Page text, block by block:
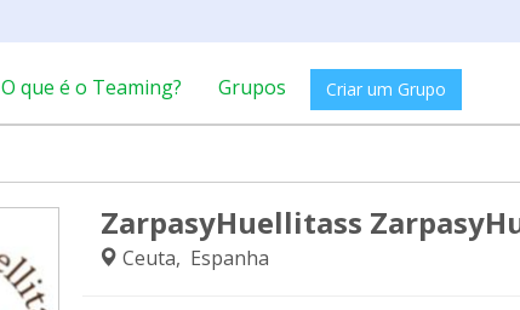
O que é o Teaming? Grupos Criar um Grupo
ZarpasyHuellitass
Ceuta, Espanha